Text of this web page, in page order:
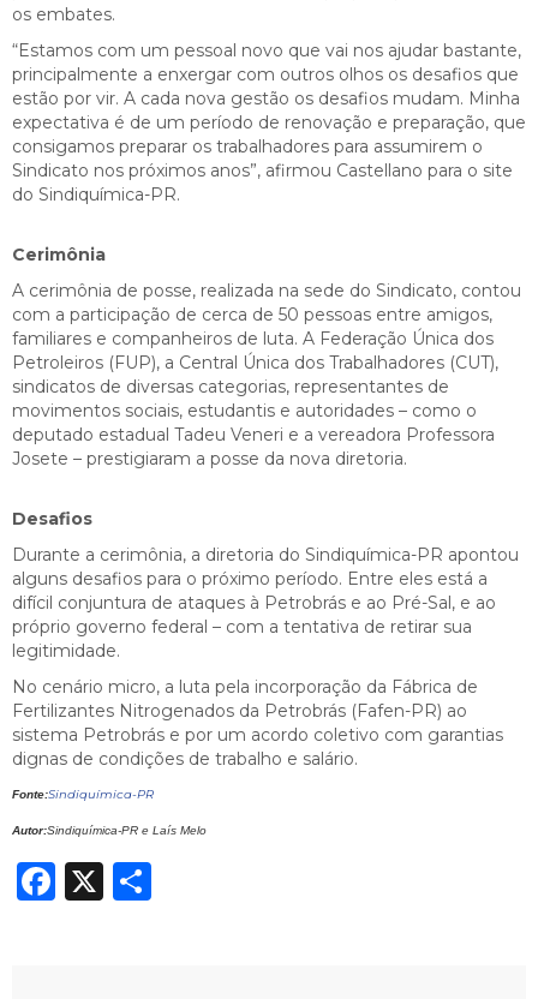
os embates.
“Estamos com um pessoal novo que vai nos ajudar bastante,
principalmente a enxergar com outros olhos os desafios que
estão por vir. A cada nova gestão os desafios mudam. Minha
expectativa é de um período de renovação e preparação, que
consigamos preparar os trabalhadores para assumirem o
Sindicato nos próximos anos”, afirmou Castellano para o site
do Sindiquímica-PR.
Cerimônia
A cerimônia de posse, realizada na sede do Sindicato, contou
com a participação de cerca de 50 pessoas entre amigos,
familiares e companheiros de luta. A Federação Única dos
Petroleiros (FUP), a Central Única dos Trabalhadores (CUT),
sindicatos de diversas categorias, representantes de
movimentos sociais, estudantis e autoridades – como o
deputado estadual Tadeu Veneri e a vereadora Professora
Josete – prestigiaram a posse da nova diretoria.
Desafios
Durante a cerimônia, a diretoria do Sindiquímica-PR apontou
alguns desafios para o próximo período. Entre eles está a
difícil conjuntura de ataques à Petrobrás e ao Pré-Sal, e ao
próprio governo federal – com a tentativa de retirar sua
legitimidade.
No cenário micro, a luta pela incorporação da Fábrica de
Fertilizantes Nitrogenados da Petrobrás (Fafen-PR) ao
sistema Petrobrás e por um acordo coletivo com garantias
dignas de condições de trabalho e salário.
Fonte:Sindiquímica-PR
Autor:Sindiquímica-PR e Laís Melo
Facebook
X